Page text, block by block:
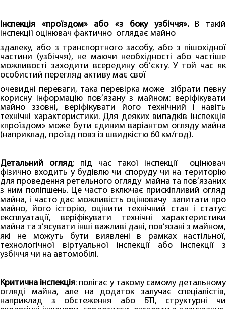
Інспекція «проїздом» або «з боку узбіччя». В такій
інспекції оцінювач фактично оглядає майно
здалеку, або з транспортного засобу, або з пішохідної
частини (узбіччя), не маючи необхідності або частіше
можливості заходити всередину об’єкту. У той час як
особистий перегляд активу має свої
очевидні переваги, така перевірка може зібрати певну
корисну інформацію пов’язану з майном: веріфікувати
майно ззовні, веріфікувати його технічний і навіть
технічні характеристики. Для деяких випадків інспекція
«проїздом» може бути єдиним варіантом огляду майна
(наприклад, проїзд повз із швидкістю 60 км/год).
Детальний огляд: під час такої інспекції оцінювач
фізично входить у будівлю чи споруду чи на територію
для проведення ретельного огляду майна та пов’язаних
з ним поліпшень. Це часто включає прискіпливий огляд
майна, і часто дає можливість оцінювачу запитати про
майно, його історію, оцінити технічний стан і статус
експлуатації, веріфікувати технічні характеристики
майна та з’ясувати інші важливі дані, пов’язані з майном,
які не можуть бути виявлені в рамках настільної,
технологічної віртуальної інспекції або інспекції з
узбіччя чи на автомобілі.
Критична інспекція: полігає у такому самому детальному
огляді майна, але на додаток залучає спеціалістів,
наприклад з обстеження або БТІ, структурні чи